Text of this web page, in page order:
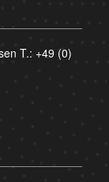
T.: +49 (0)